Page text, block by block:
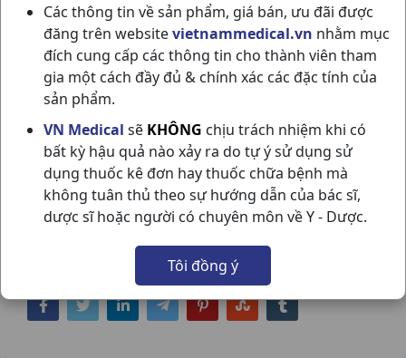
Các thông tin về sản phẩm, giá bán, ưu đãi được
đăng trên websitevietnammedical.vn nhằm mục
đích cung cấp các thông tin cho thành viên tham
gia một cách đầy đủ & chính xác các đặc tính của
sản phẩm.
VN Medical sẽ KHÔNG chịu trách nhiệm khi có
bất kỳ hậu quả nào xảy ra do tự ý sử dụng sử
dụng thuốc kê đơn hay thuốc chữa bệnh mà
không tuân thủ theo sự hướng dẫn của bác sĩ,
dược sĩ hoặc người có chuyên môn về Y - Dược.
Tôi đồng ý
PHẤN HỒNG BABY POWDER C200GR
JOHNSON & JOHNSON
NSX:Johnson & Johnson
Nhóm hàng:
Hóa - Mỹ Phẩm,
Chia sẻ qua mạng xã hội: